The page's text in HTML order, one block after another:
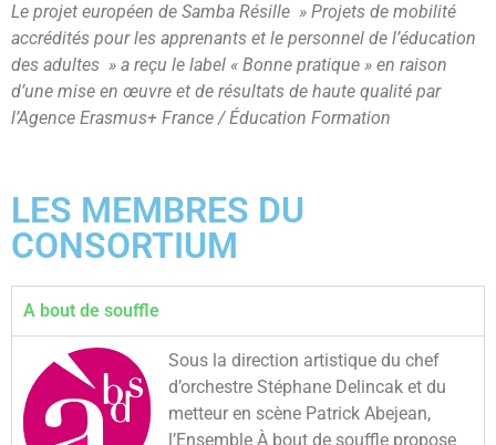
Le projet européen de Samba Résille » Projets de mobilité
accrédités pour les apprenants et le personnel de l’éducation
des adultes » a reçu le label « Bonne pratique » en raison
d’une mise en œuvre et de résultats de haute qualité par
l’Agence Erasmus+ France / Éducation Formation
LES MEMBRES DU
CONSORTIUM
A bout de souffle
Sous la direction artistique du chef
d’orchestre Stéphane Delincak et du
metteur en scène Patrick Abejean,
l’Ensemble À bout de souffle propose